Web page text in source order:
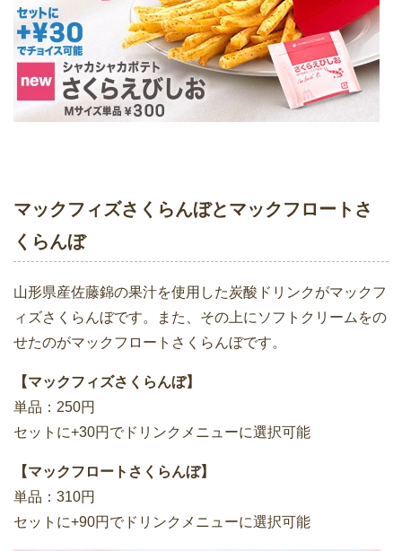
マックフィズさくらんぼとマックフロートさ
くらんぼ
山形県産佐藤錦の果汁を使用した炭酸ドリンクがマックフ
ィズさくらんぼです。また、その上にソフトクリームをの
せたのがマックフロートさくらんぼです。
【マックフィズさくらんぼ】
単品：250円
セットに+30円でドリンクメニューに選択可能
【マックフロートさくらんぼ】
単品：310円
セットに+90円でドリンクメニューに選択可能